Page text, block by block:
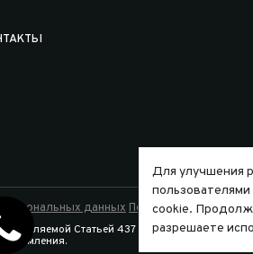
данных Политика
Статьей 437 Гражданского
Для улучшения
cookie.
разрешаете